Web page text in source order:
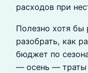
расходов при
Полезно хотя бы
разобрать, как
бюджет по
— осень — траты